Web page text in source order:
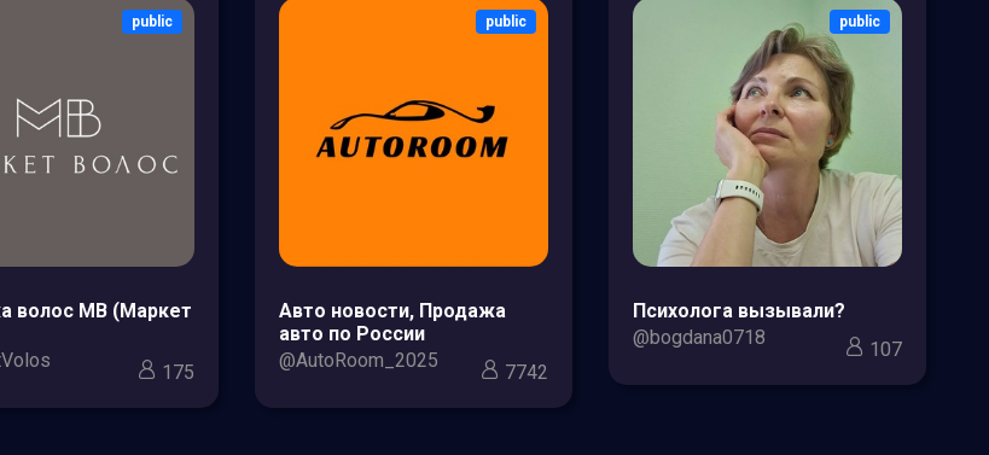
public
волос МВ (Маркет
175
public
Авто новости, Продажа
авто по России
@AutoRoom_2025
7742
public
Психолога вызывали?
@bogdana0718
107